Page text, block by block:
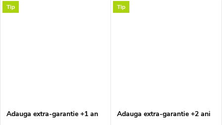
Tip
Adauga extra-garantie +1 an
Tip
Adauga extra-garantie +2 ani